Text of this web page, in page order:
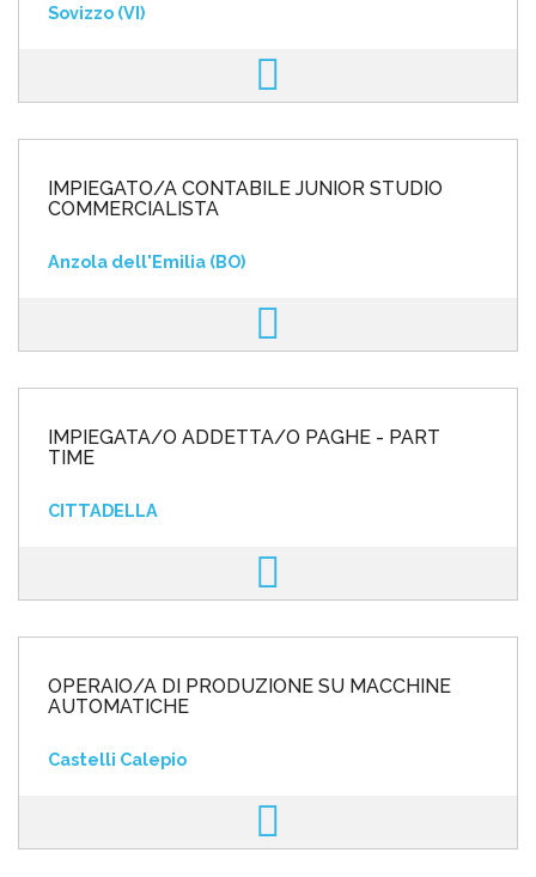
Sovizzo (VI)
IMPIEGATO/A CONTABILE JUNIOR STUDIO
COMMERCIALISTA
Anzola dell'Emilia (BO)
IMPIEGATA/O ADDETTA/O PAGHE - PART
TIME
CITTADELLA
OPERAIO/A DI PRODUZIONE SU MACCHINE
AUTOMATICHE
Castelli Calepio